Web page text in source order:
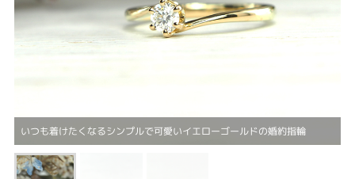
いつも着けたくなるシンプルで可愛いイエローゴールドの婚約指輪